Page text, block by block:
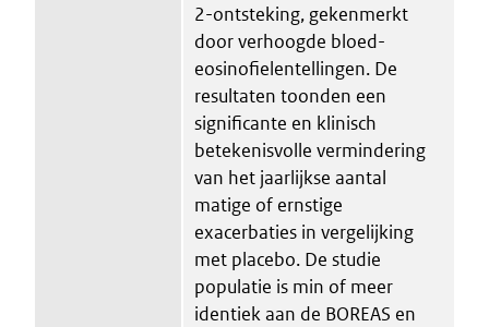
2-ontsteking, gekenmerkt
door verhoogde bloed-
eosinofielentellingen. De
resultaten toonden een
significante en klinisch
betekenisvolle vermindering
van het jaarlijkse aantal
matige of ernstige
exacerbaties in vergelijking
met placebo. De studie
populatie is min of meer
identiek aan de BOREAS en